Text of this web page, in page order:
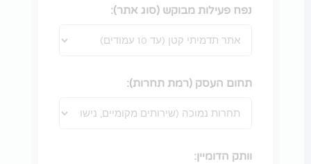
נפח פעילות מבוקש (סוג אתר):
תחום העסק (רמת תחרות):
וותק הדומיין: